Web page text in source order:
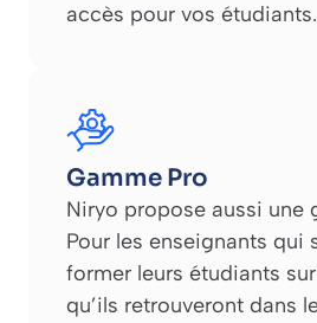
accès pour vos étudiants.
Gamme Pro
Niryo propose aussi une
Pour les enseignants qui
former leurs étudiants
qu’ils retrouveront dans